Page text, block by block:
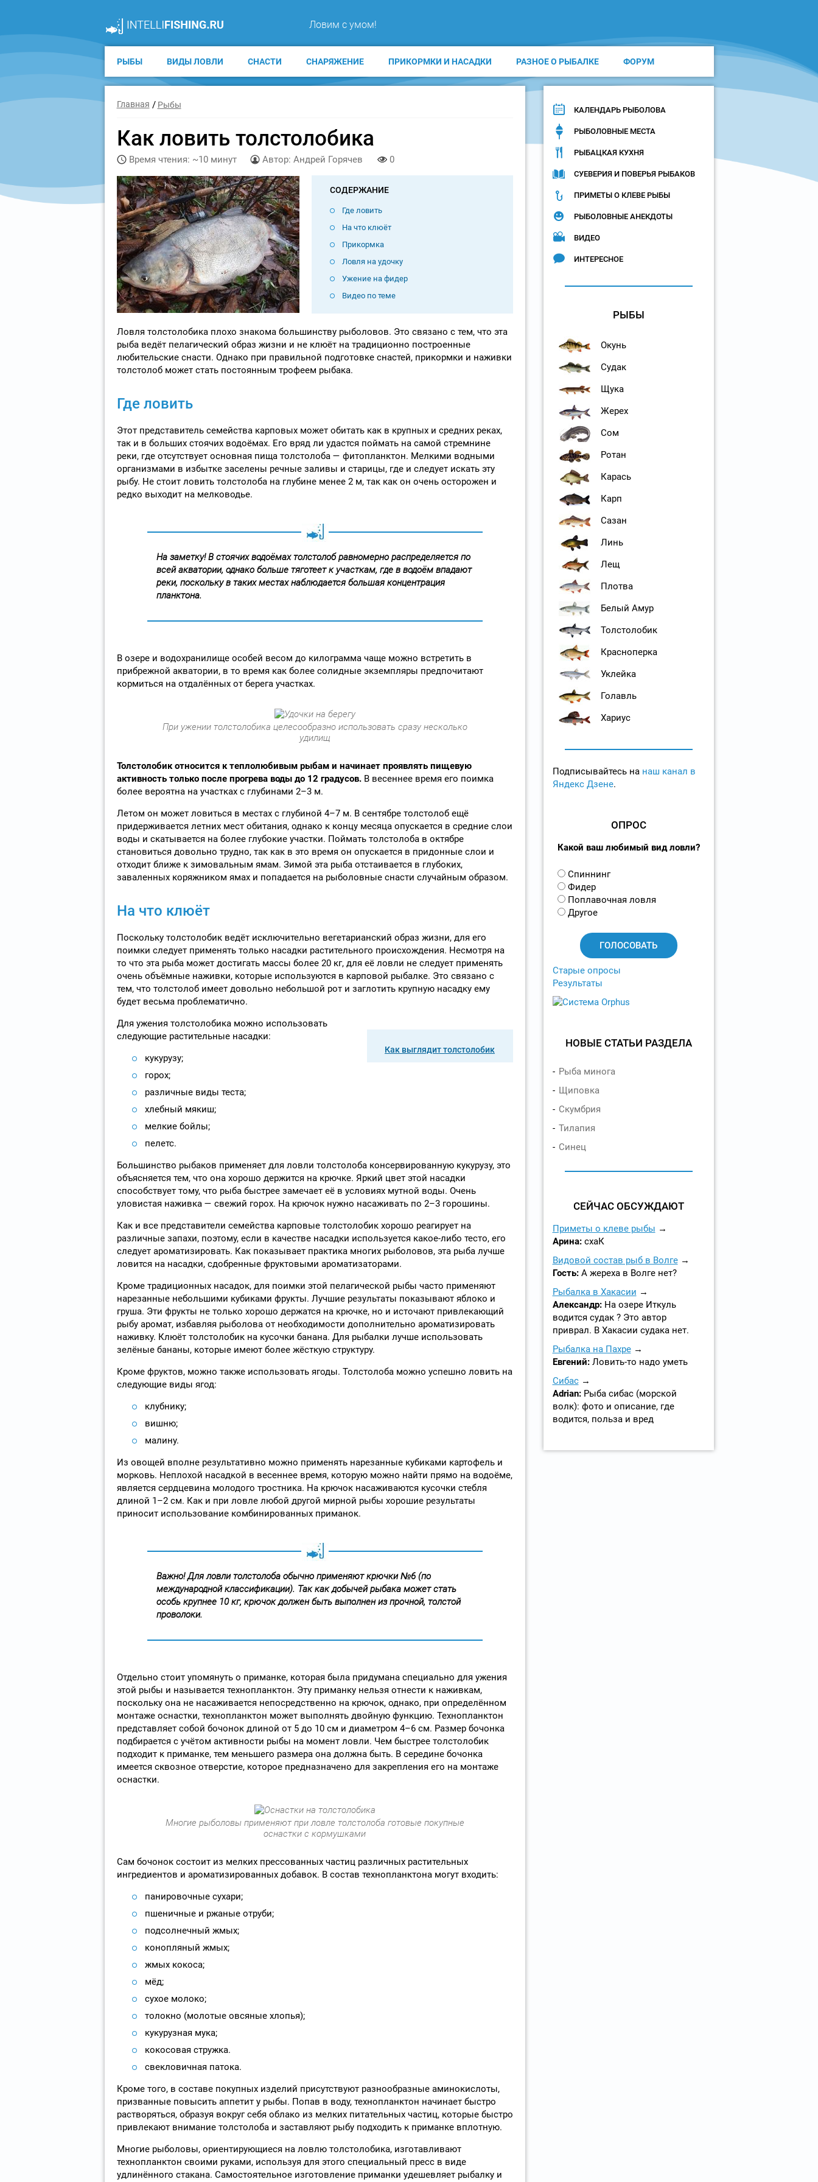
Ловим с умом!
РЫБЫ ВИДЫ ЛОВЛИ СНАСТИ СНАРЯЖЕНИЕ ПРИКОРМКИ И НАСАДКИ РАЗНОЕ О РЫБАЛКЕ ФОРУМ
Главная Рыбы
Как ловить толстолобика
Время чтения: ~10 минут Автор: Андрей Горячев 0
СОДЕРЖАНИЕ
Где ловить
На что клюёт
Прикормка
Ловля на удочку
Ужение на фидер
Видео по теме
Ловля толстолобика плохо знакома большинству рыболовов. Это связано с тем, что эта
рыба ведёт пелагический образ жизни и не клюёт на традиционно построенные
любительские снасти. Однако при правильной подготовке снастей, прикормки и наживки
толстолоб может стать постоянным трофеем рыбака.
Где ловить
Этот представитель семейства карповых может обитать как в крупных и средних реках,
так и в больших стоячих водоёмах. Его вряд ли удастся поймать на самой стремнине
реки, где отсутствует основная пища толстолоба — фитопланктон. Мелкими водными
организмами в избытке заселены речные заливы и старицы, где и следует искать эту
рыбу. Не стоит ловить толстолоба на глубине менее 2 м, так как он очень осторожен и
редко выходит на мелководье.
На заметку! В стоячих водоёмах толстолоб равномерно распределяется по
всей акватории, однако больше тяготеет к участкам, где в водоём впадают
реки, поскольку в таких местах наблюдается большая концентрация
планктона.
В озере и водохранилище особей весом до килограмма чаще можно встретить в
прибрежной акватории, в то время как более солидные экземпляры предпочитают
кормиться на отдалённых от берега участках.
При ужении толстолобика целесообразно использовать сразу несколько
удилищ
Толстолобик относится к теплолюбивым рыбам и начинает проявлять пищевую
активность только после прогрева воды до 12 градусов. В весеннее время его поимка
более вероятна на участках с глубинами 2–3 м.
Летом он может ловиться в местах с глубиной 4–7 м. В сентябре толстолоб ещё
придерживается летних мест обитания, однако к концу месяца опускается в средние слои
воды и скатывается на более глубокие участки. Поймать толстолоба в октябре
становиться довольно трудно, так как в это время он опускается в придонные слои и
отходит ближе к зимовальным ямам. Зимой эта рыба отстаивается в глубоких,
заваленных коряжником ямах и попадается на рыболовные снасти случайным образом.
На что клюёт
Поскольку толстолобик ведёт исключительно вегетарианский образ жизни, для его
поимки следует применять только насадки растительного происхождения. Несмотря на
то что эта рыба может достигать массы более 20 кг, для её ловли не следует применять
очень объёмные наживки, которые используются в карповой рыбалке. Это связано с
тем, что толстолоб имеет довольно небольшой рот и заглотить крупную насадку ему
будет весьма проблематично.
Как выглядит толстолобик
Для ужения толстолобика можно использовать
следующие растительные насадки:
кукурузу;
горох;
различные виды теста;
хлебный мякиш;
мелкие бойлы;
пелетс.
Большинство рыбаков применяет для ловли толстолоба консервированную кукурузу, это
объясняется тем, что она хорошо держится на крючке. Яркий цвет этой насадки
способствует тому, что рыба быстрее замечает её в условиях мутной воды. Очень
уловистая наживка — свежий горох. На крючок нужно насаживать по 2–3 горошины.
Как и все представители семейства карповые толстолобик хорошо реагирует на
различные запахи, поэтому, если в качестве насадки используется какое-либо тесто, его
следует ароматизировать. Как показывает практика многих рыболовов, эта рыба лучше
ловится на насадки, сдобренные фруктовыми ароматизаторами.
Кроме традиционных насадок, для поимки этой пелагической рыбы часто применяют
нарезанные небольшими кубиками фрукты. Лучшие результаты показывают яблоко и
груша. Эти фрукты не только хорошо держатся на крючке, но и источают привлекающий
рыбу аромат, избавляя рыболова от необходимости дополнительно ароматизировать
наживку. Клюёт толстолобик на кусочки банана. Для рыбалки лучше использовать
зелёные бананы, которые имеют более жёсткую структуру.
Кроме фруктов, можно также использовать ягоды. Толстолоба можно успешно ловить на
следующие виды ягод:
клубнику;
вишню;
малину.
Из овощей вполне результативно можно применять нарезанные кубиками картофель и
морковь. Неплохой насадкой в весеннее время, которую можно найти прямо на водоёме,
является сердцевина молодого тростника. На крючок насаживаются кусочки стебля
длиной 1–2 см. Как и при ловле любой другой мирной рыбы хорошие результаты
приносит использование комбинированных приманок.
Важно! Для ловли толстолоба обычно применяют крючки №6 (по
международной классификации). Так как добычей рыбака может стать
особь крупнее 10 кг, крючок должен быть выполнен из прочной, толстой
проволоки.
Отдельно стоит упомянуть о приманке, которая была придумана специально для ужения
этой рыбы и называется технопланктон. Эту приманку нельзя отнести к наживкам,
поскольку она не насаживается непосредственно на крючок, однако, при определённом
монтаже оснастки, технопланктон может выполнять двойную функцию. Технопланктон
представляет собой бочонок длиной от 5 до 10 см и диаметром 4–6 см. Размер бочонка
подбирается с учётом активности рыбы на момент ловли. Чем быстрее толстолобик
подходит к приманке, тем меньшего размера она должна быть. В середине бочонка
имеется сквозное отверстие, которое предназначено для закрепления его на монтаже
оснастки.
Многие рыболовы применяют при ловле толстолоба готовые покупные
оснастки с кормушками
Сам бочонок состоит из мелких прессованных частиц различных растительных
ингредиентов и ароматизированных добавок. В состав технопланктона могут входить:
панировочные сухари;
пшеничные и ржаные отруби;
подсолнечный жмых;
конопляный жмых;
жмых кокоса;
мёд;
сухое молоко;
толокно (молотые овсяные хлопья);
кукурузная мука;
кокосовая стружка.
свекловичная патока.
Кроме того, в составе покупных изделий присутствуют разнообразные аминокислоты,
призванные повысить аппетит у рыбы. Попав в воду, технопланктон начинает быстро
растворяться, образуя вокруг себя облако из мелких питательных частиц, которые быстро
привлекают внимание толстолоба и заставляют рыбу подходить к приманке вплотную.
Многие рыболовы, ориентирующиеся на ловлю толстолобика, изготавливают
технопланктон своими руками, используя для этого специальный пресс в виде
удлинённого стакана. Самостоятельное изготовление приманки удешевляет рыбалку и
КАЛЕНДАРЬ РЫБОЛОВА
РЫБОЛОВНЫЕ МЕСТА
РЫБАЦКАЯ КУХНЯ
СУЕВЕРИЯ И ПОВЕРЬЯ РЫБАКОВ
ПРИМЕТЫ О КЛЕВЕ РЫБЫ
РЫБОЛОВНЫЕ АНЕКДОТЫ
ВИДЕО
ИНТЕРЕСНОЕ
РЫБЫ
Окунь
Судак
Щука
Жерех
Сом
Ротан
Карась
Карп
Сазан
Линь
Лещ
Плотва
Белый Амур
Толстолобик
Красноперка
Уклейка
Голавль
Хариус
Подписывайтесь на наш канал в
Яндекс Дзене.
ОПРОС
Какой ваш любимый вид ловли?
В
а
р
и
Спиннинг
Фидер
Поплавочная ловля
Другое
Старые опросы
Результаты
НОВЫЕ СТАТЬИ РАЗДЕЛА
Рыба минога
Щиповка
Скумбрия
Тилапия
Синец
СЕЙЧАС ОБСУЖДАЮТ
Приметы о клеве рыбы
Арина: схаК
Видовой состав рыб в Волге
Гость: А жереха в Волге нет?
Рыбалка в Хакасии
Александр: На озере Иткуль
водится судак ? Это автор
приврал. В Хакасии судака нет.
Рыбалка на Пахре
Евгений: Ловить-то надо уметь
Сибас
Adrian: Рыба сибас (морской
волк): фото и описание, где
водится, польза и вред